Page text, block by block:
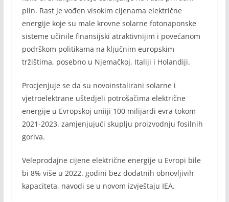
plin. Rast je vođen visokim cijenama električne
energije koje su male krovne solarne fotonaponske
sisteme učinile finansijski atraktivnijim i povećanom
podrškom politikama na ključnim europskim
tržištima, posebno u Njemačkoj, Italiji i Holandiji.
Procjenjuje se da su novoinstalirani solarne i
vjetroelektrane uštedjeli potrošačima električne
energije u Evropskoj uniiji 100 milijardi evra tokom
2021-2023. zamjenjujući skuplju proizvodnju fosilnih
goriva.
Veleprodajne cijene električne energije u Evropi bile
bi 8% više u 2022. godini bez dodatnih obnovljivih
kapaciteta, navodi se u novom izvještaju IEA.